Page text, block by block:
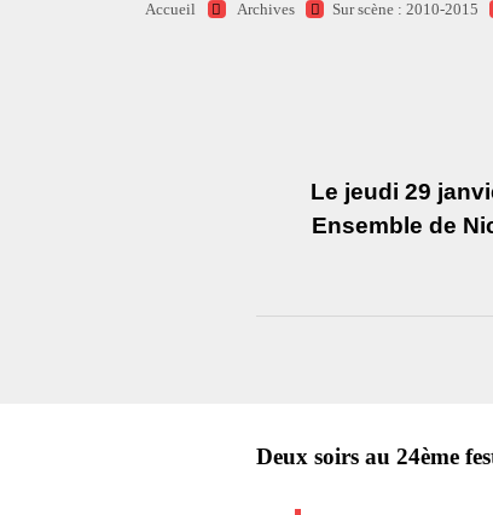
Accueil Archives Sur scène : 2010-2015
Le jeudi 29
Ensemble de
Deux soirs au 24ème